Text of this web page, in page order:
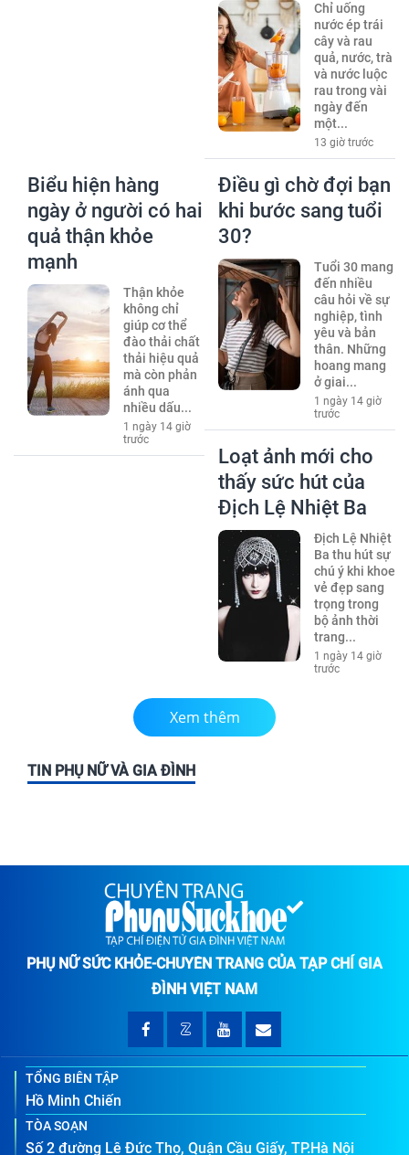
Chỉ uống
nước ép trái
cây và rau
quả, nước, trà
và nước luộc
rau trong vài
ngày đến
một...
13 giờ trước
Biểu hiện hàng
ngày ở người có hai
quả thận khỏe
mạnh
Thận khỏe
không chỉ
giúp cơ thể
đào thải chất
thải hiệu quả
mà còn phản
ánh qua
nhiều dấu...
1 ngày 14 giờ
trước
Điều gì chờ đợi bạn
khi bước sang tuổi
30?
Tuổi 30 mang
đến nhiều
câu hỏi về sự
nghiệp, tình
yêu và bản
thân. Những
hoang mang
ở giai...
1 ngày 14 giờ
trước
Loạt ảnh mới cho
thấy sức hút của
Địch Lệ Nhiệt Ba
Địch Lệ Nhiệt
Ba thu hút sự
chú ý khi khoe
vẻ đẹp sang
trọng trong
bộ ảnh thời
trang...
1 ngày 14 giờ
trước
Xem thêm
TIN PHỤ NỮ VÀ GIA ĐÌNH
PHỤ NỮ SỨC KHỎE-CHUYÊN TRANG CỦA TẠP CHÍ GIA
ĐÌNH VIỆT NAM
TỔNG BIÊN TẬP
Hồ Minh Chiến
TÒA SOẠN
Số 2 đường Lê Đức Thọ, Quận Cầu Giấy, TP.Hà Nội